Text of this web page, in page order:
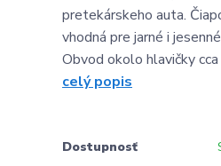
pretekárskeho auta.
vhodná pre jarné i
Obvod okolo hlavičky
celý popis
Dostupnosť